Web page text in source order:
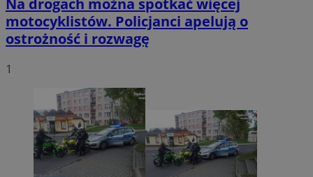
Na drogach można spotkać więcej
motocyklistów. Policjanci apelują o
ostrożność i rozwagę
1